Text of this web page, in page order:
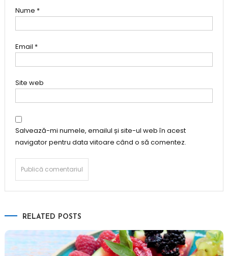
Nume *
Email *
Site web
Salvează-mi numele, emailul și site-ul web în acest
navigator pentru data viitoare când o să comentez.
RELATED POSTS